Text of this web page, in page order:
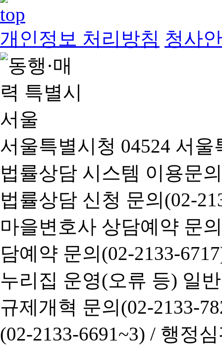
개인정보 처리방침 청사
서울특별시청 04524 서
법률상담 시스템 이용문
법률상담 신청 문의(02-
마을변호사 상담예약 문
담예약 문의(02-2133-
누리집 운영(오류 등) 일
규제개혁 문의(02-2133-
(02-2133-6691~3) / 행정심